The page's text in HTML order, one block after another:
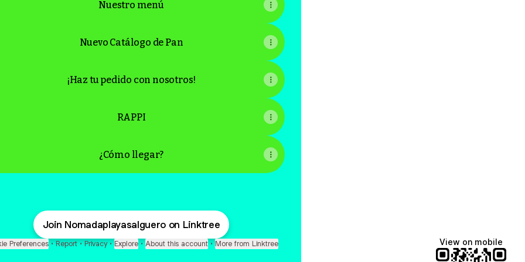
Nuestro menú
Nuevo Catálogo de Pan
¡Haz tu pedido con nosotros!
RAPPI
¿Cómo llegar?
Join Nomadaplayasalguero on Linktree
Preferences • Report • Privacy • Explore • About this account • More from Linktree View on mobile